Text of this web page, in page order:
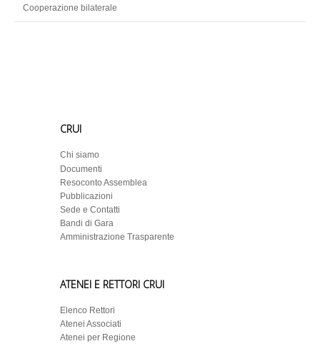
Cooperazione bilaterale
CRUI
Chi siamo
Documenti
Resoconto Assemblea
Pubblicazioni
Sede e Contatti
Bandi di Gara
Amministrazione Trasparente
ATENEI E RETTORI CRUI
Elenco Rettori
Atenei Associati
Atenei per Regione